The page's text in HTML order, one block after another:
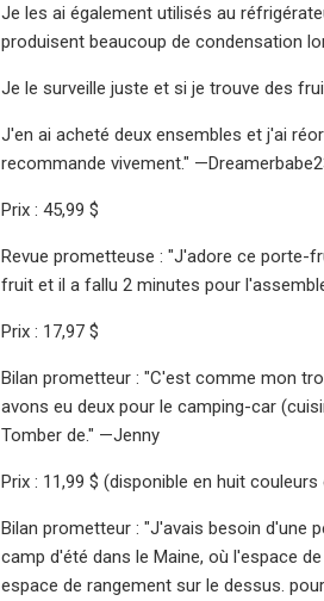
Je les ai également utilisés au
produisent beaucoup de condensation
Je le surveille juste et si je trouve des
J'en ai acheté deux ensembles et j'ai
recommande vivement."
Prix ​​: 45,99 $
Revue prometteuse : "J'adore ce porte-
fruit et il a fallu 2 minutes pour
Prix ​​: 17,97 $
Bilan prometteur : "C'est comme mon
avons eu deux pour le camping-car
Tomber de." —Jenny
Prix ​​: 11,99 $ (disponible en huit
Bilan prometteur : "J'avais besoin d'une
camp d'été dans le Maine, où l'espace
espace de rangement sur le dessus.